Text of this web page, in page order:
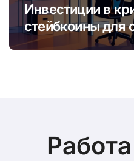
Инвестиции в
стейбкоины для
онлайн-